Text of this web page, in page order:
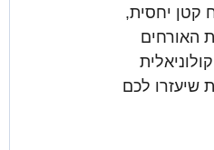
קטן יחסית,
האורחים
במרחק נגיעה מהערים המודרניות. הנה 11 עובדות שיעזרו לכם